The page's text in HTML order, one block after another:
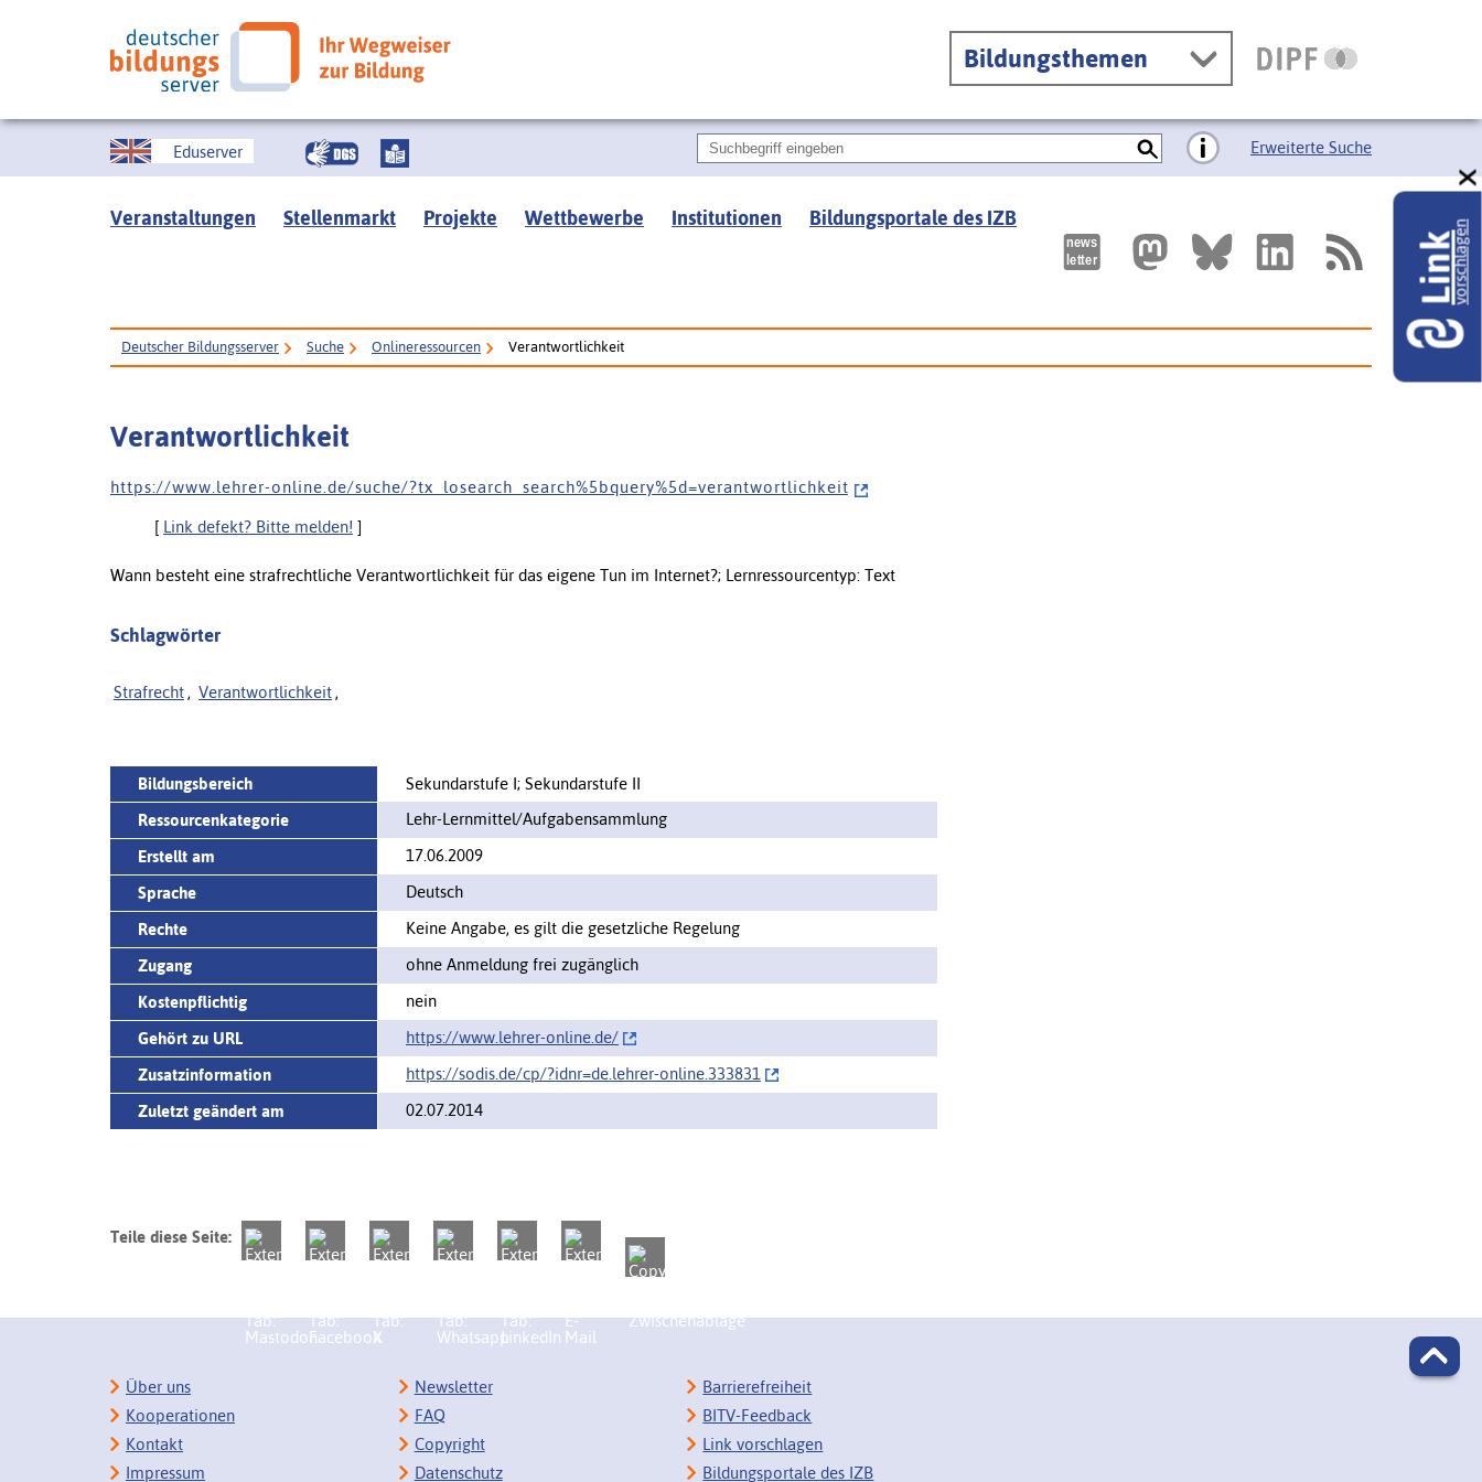
Bildungsthemen
Eduserver Erweiterte Suche
Veranstaltungen Stellenmarkt Projekte Wettbewerbe Institutionen Bildungsportale des IZB
Deutscher Bildungsserver Suche Onlineressourcen Verantwortlichkeit
Verantwortlichkeit
h t t p s : / / w w w . l e h r e r - o n l i n e . d e / s u c h e / ? t x _ l o s e a r c h _ s e a r c h % 5 b q u e r y % 5 d = v e r a n t w o r t l i c h k e i t
[ Link defekt? Bitte melden! ]
Wann besteht eine strafrechtliche Verantwortlichkeit für das eigene Tun im Internet?; Lernressourcentyp: Text
Schlagwörter
Strafrecht , Verantwortlichkeit ,
Bildungsbereich
Sekundarstufe I; Sekundarstufe II
Ressourcenkategorie
Lehr-Lernmittel/Aufgabensammlung
Erstellt am
17.06.2009
Sprache
Deutsch
Rechte
Keine Angabe, es gilt die gesetzliche Regelung
Zugang
ohne Anmeldung frei zugänglich
Kostenpflichtig
nein
Gehört zu URL
https://www.lehrer-online.de/‌
Zusatzinformation
https://sodis.de/cp/‌?idnr=de.lehrer-online.333831
Zuletzt geändert am
02.07.2014
Teile diese Seite:
Linkvorschlagen
Über uns
Kooperationen
Kontakt
Impressum
Newsletter
FAQ
Copyright
Datenschutz
Barrierefreiheit
BITV-Feedback
Link vorschlagen
Bildungsportale des IZB